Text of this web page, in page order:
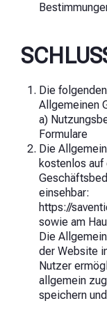
Die
Allgemeinen
a)
Formulare
Die
kostenlos
einsehbar:
https://
sowie am
Die
der Website
Nutzer
allgemein
speichern